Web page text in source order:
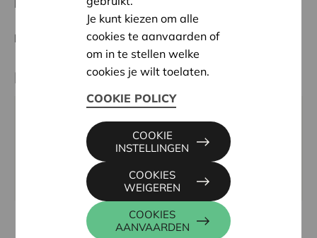
Datum:
24/10/2023
Beslissing: Goedgekeurd
Partner
MFC LEVENSLUST VZW, SCHEESTRAAT 74, 1750
02 568 11 00
www.levenslustvzw.be
Je kunt kiezen om alle
cookies te aanvaarden of
om in te stellen welke
cookies je wilt toelaten.
COOKIE POLICY
COOKIES
AANVAARDEN
COOKIES
WEIGEREN
COOKIE
INSTELLINGEN